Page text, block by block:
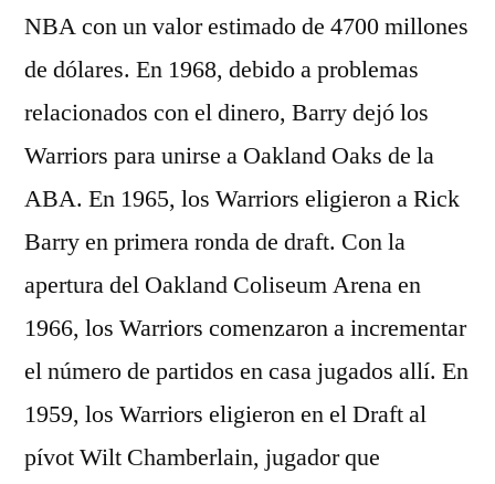
NBA con un valor estimado de 4700 millones
de dólares. En 1968, debido a problemas
relacionados con el dinero, Barry dejó los
Warriors para unirse a Oakland Oaks de la
ABA. En 1965, los Warriors eligieron a Rick
Barry en primera ronda de draft. Con la
apertura del Oakland Coliseum Arena en
1966, los Warriors comenzaron a incrementar
el número de partidos en casa jugados allí. En
1959, los Warriors eligieron en el Draft al
pívot Wilt Chamberlain, jugador que